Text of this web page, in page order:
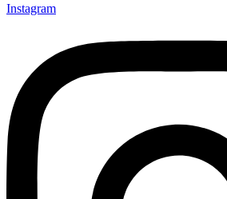
Instagram